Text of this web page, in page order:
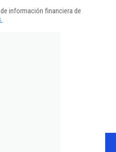
información financiera de